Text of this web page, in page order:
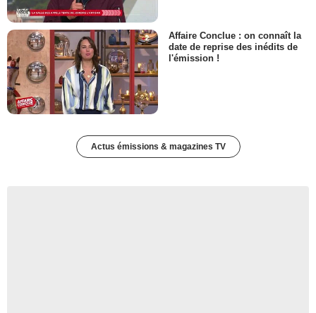
Affaire Conclue : on connaît la
date de reprise des inédits de
l'émission !
Actus émissions & magazines TV